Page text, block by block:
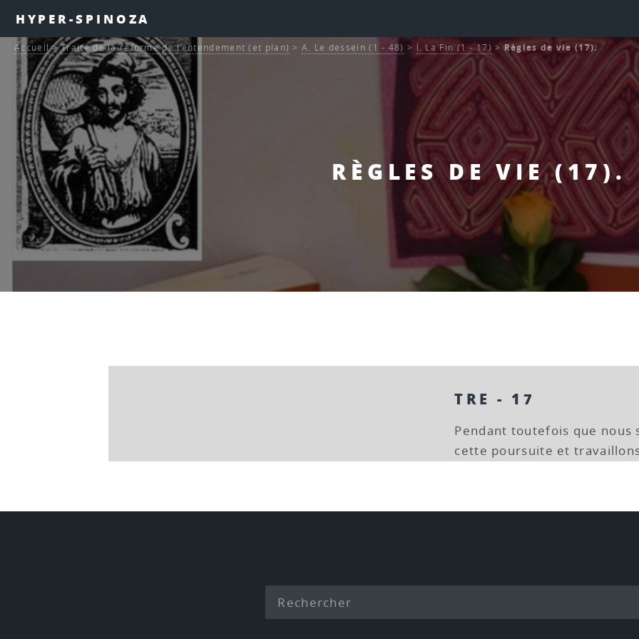
HYPER-SPINOZA
RÈGLES DE VIE (17).
Accueil>Traité de la réforme de l’entendement (et plan) >A. Le dessein (1 - 48) > I. La Fin (1 - 17) >Règles de vie (17).
TRE - 17
Pendant toutefois que nous
cette poursuite et